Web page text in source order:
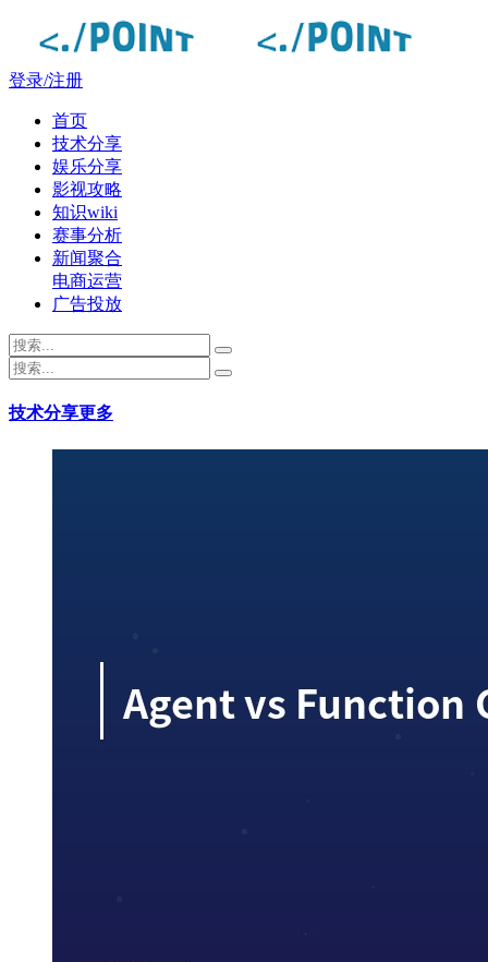
登录/注册
首页
技术分享
娱乐分享
影视攻略
知识wiki
赛事分析
新闻聚合
电商运营
广告投放
技术分享更多